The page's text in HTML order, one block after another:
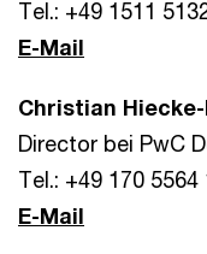
Tel.: +49 1511
E-Mail
Christian
Director bei PwC
Tel.: +49 170 5564
E-Mail